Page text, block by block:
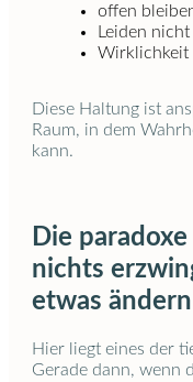
offen
Leiden
Wirklichkeit
Diese Haltung ist
Raum, in dem
kann.
Die
nichts
etwas ändern
Hier liegt eines der
Gerade dann, wenn